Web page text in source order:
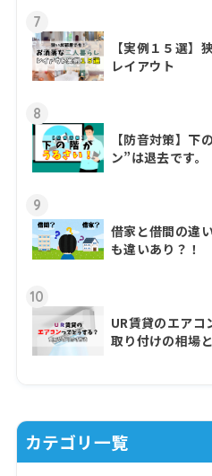
7
【実例１５選】
レイアウト
8
【防音対策】下
ン”は退去です。
9
借家と借間の違
も違いあり？！
10
UR賃貸のエアコ
取り付けの相場
カテゴリ一覧